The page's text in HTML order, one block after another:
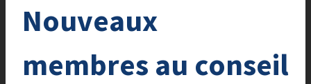
Nouveaux
membres au conseil